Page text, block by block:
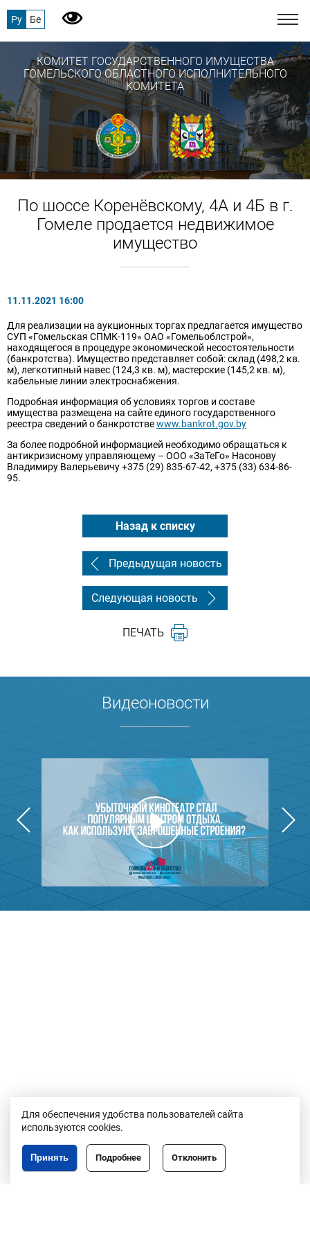
Ру Бе
КОМИТЕТ ГОСУДАРСТВЕННОГО ИМУЩЕСТВА
ГОМЕЛЬСКОГО ОБЛАСТНОГО ИСПОЛНИТЕЛЬНОГО
КОМИТЕТА
По шоссе Коренёвскому, 4А и 4Б в г.
Гомеле продается недвижимое
имущество
11.11.2021 16:00
Для реализации на аукционных торгах предлагается имущество
СУП «Гомельская СПМК-119» ОАО «Гомельоблстрой»,
находящегося в процедуре экономической несостоятельности
(банкротства). Имущество представляет собой: склад (498,2 кв.
м), легкотипный навес (124,3 кв. м), мастерские (145,2 кв. м),
кабельные линии электроснабжения.
Подробная информация об условиях торгов и составе
имущества размещена на сайте единого государственного
реестра сведений о банкротствеwww.bankrot.gov.by
За более подробной информацией необходимо обращаться к
антикризисному управляющему – ООО «ЗаТеГо» Насонову
Владимиру Валерьевичу +375 (29) 835-67-42, +375 (33) 634-86-
95.
Назад к списку
Предыдущая новость
Следующая новость
ПЕЧАТЬ
Видеоновости
Для обеспечения удобства пользователей сайта
используются cookies.
Отклонить
Подробнее
Принять